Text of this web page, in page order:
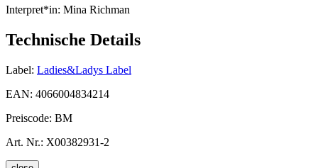
Interpret*in: Mina Richman
Technische Details
Label: Ladies&Ladys Label
EAN: 4066004834214
Preiscode: BM
Art. Nr.: X00382931-2